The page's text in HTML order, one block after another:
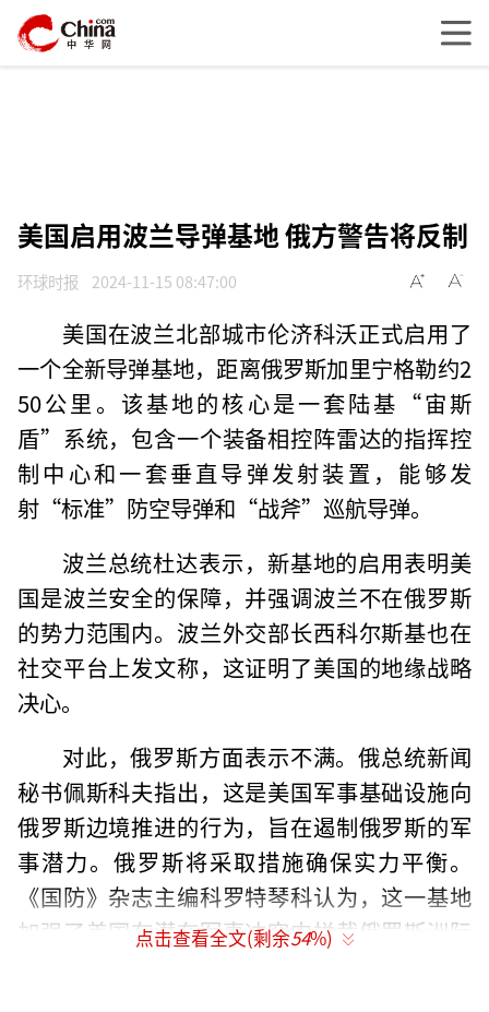
美国启用波兰导弹基地 俄方警告将反制
环球时报 2024-11-15 08:47:00
美国在波兰北部城市伦济科沃正式启用了
一个全新导弹基地，距离俄罗斯加里宁格勒约2
50公里。该基地的核心是一套陆基“宙斯
盾”系统，包含一个装备相控阵雷达的指挥控
制中心和一套垂直导弹发射装置，能够发
射“标准”防空导弹和“战斧”巡航导弹。
波兰总统杜达表示，新基地的启用表明美
国是波兰安全的保障，并强调波兰不在俄罗斯
的势力范围内。波兰外交部长西科尔斯基也在
社交平台上发文称，这证明了美国的地缘战略
决心。
对此，俄罗斯方面表示不满。俄总统新闻
秘书佩斯科夫指出，这是美国军事基础设施向
俄罗斯边境推进的行为，旨在遏制俄罗斯的军
事潜力。俄罗斯将采取措施确保实力平衡。
《国防》杂志主编科罗特琴科认为，这一基地
加强了美国在潜在军事冲突中拦截俄罗斯洲际
点击查看全文(剩余54%)